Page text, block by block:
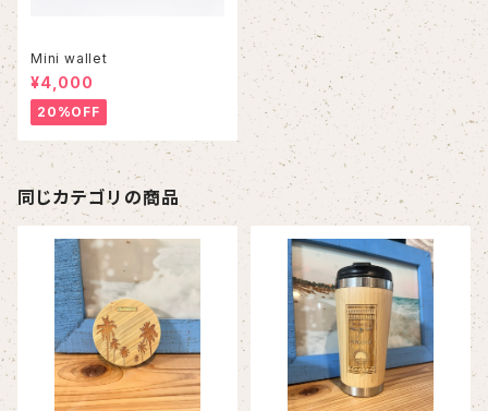
Mini wallet
¥4,000
20%OFF
同じカテゴリの商品